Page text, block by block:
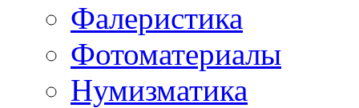
Фалеристика
Фотоматериалы
Нумизматика